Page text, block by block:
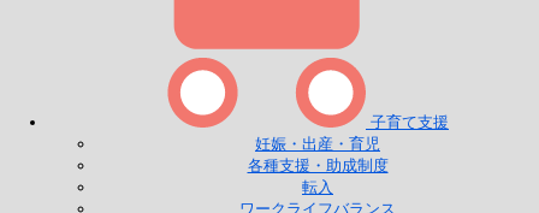
子育て支援
妊娠・出産・育児
各種支援・助成制度
転入
ワークライフバランス